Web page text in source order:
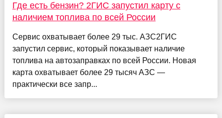
Где есть бензин? 2ГИС запустил карту с
наличием топлива по всей России
Сервис охватывает более 29 тыс. АЗС2ГИС
запустил сервис, который показывает наличие
топлива на автозаправках по всей России. Новая
карта охватывает более 29 тысяч АЗС —
практически все запр...